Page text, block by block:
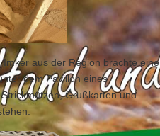
aus der Region brachte eine
dem Pavillon eines
Grußkarten und